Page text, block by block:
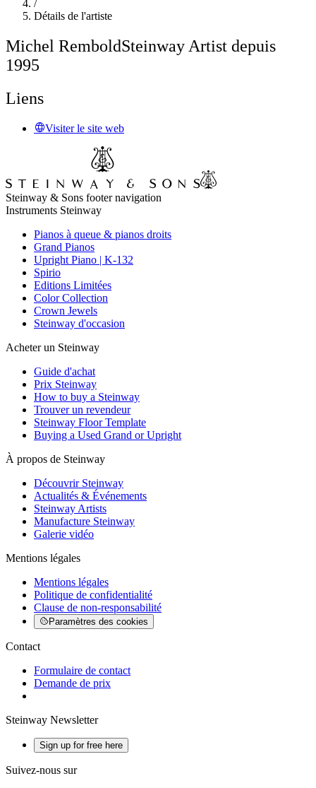
/
Détails de l'artiste
Michel RemboldSteinway Artist depuis
1995
Liens
Visiter le site web
Steinway & Sons footer navigation
Instruments Steinway
Pianos à queue & pianos droits
Grand Pianos
Upright Piano | K-132
Spirio
Editions Limitées
Color Collection
Crown Jewels
Steinway d'occasion
Acheter un Steinway
Guide d'achat
Prix Steinway
How to buy a Steinway
Trouver un revendeur
Steinway Floor Template
Buying a Used Grand or Upright
À propos de Steinway
Découvrir Steinway
Actualités & Événements
Steinway Artists
Manufacture Steinway
Galerie vidéo
Mentions légales
Mentions légales
Politique de confidentialité
Clause de non-responsabilité
Paramètres des cookies
Contact
Formulaire de contact
Demande de prix
Steinway Newsletter
Sign up for free here
Suivez-nous sur